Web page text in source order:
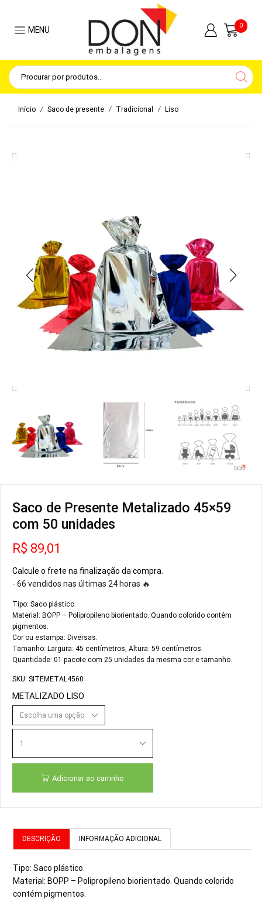
MENU 0
Início / Saco de presente / Tradicional / Liso
Saco de Presente Metalizado 45×59
com 50 unidades
R$ 89,01
Calcule o frete na finalização da compra.
- 66 vendidos nas últimas 24 horas 🔥
Tipo: Saco plástico.
Material: BOPP – Polipropileno biorientado. Quando colorido contém
pigmentos.
Cor ou estampa: Diversas.
Tamanho: Largura: 45 centímetros, Altura: 59 centímetros.
Quantidade: 01 pacote com 25 unidades da mesma cor e tamanho.
SKU: SITEMETAL4560
METALIZADO LISO
Adicionar ao carrinho
DESCRIÇÃO INFORMAÇÃO ADICIONAL
Tipo: Saco plástico.
Material: BOPP – Polipropileno biorientado. Quando colorido
contém pigmentos.